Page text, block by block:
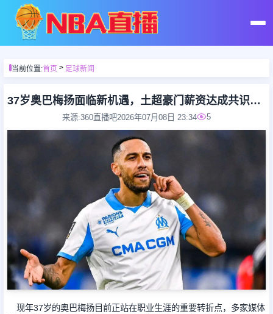
首页
足球直播
篮球直播
篮球录像
足球集锦
篮球集锦
足球新闻
当前位置:首页> 足球新闻
37岁奥巴梅扬面临新机遇，土超豪门薪资达成共识，意甲热那亚主动询价
来源:360直播吧2026年07月08日 23:34 5
现年37岁的奥巴梅扬目前正站在职业生涯的重要转折点，多家媒体